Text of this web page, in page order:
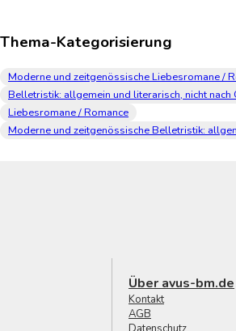
Thema-Kategorisierung
Moderne und zeitgenössische Liebesromane /
Belletristik: allgemein und literarisch, nicht nach
Liebesromane / Romance
Moderne und zeitgenössische Belletristik:
Über avus-bm.de
Kontakt
AGB